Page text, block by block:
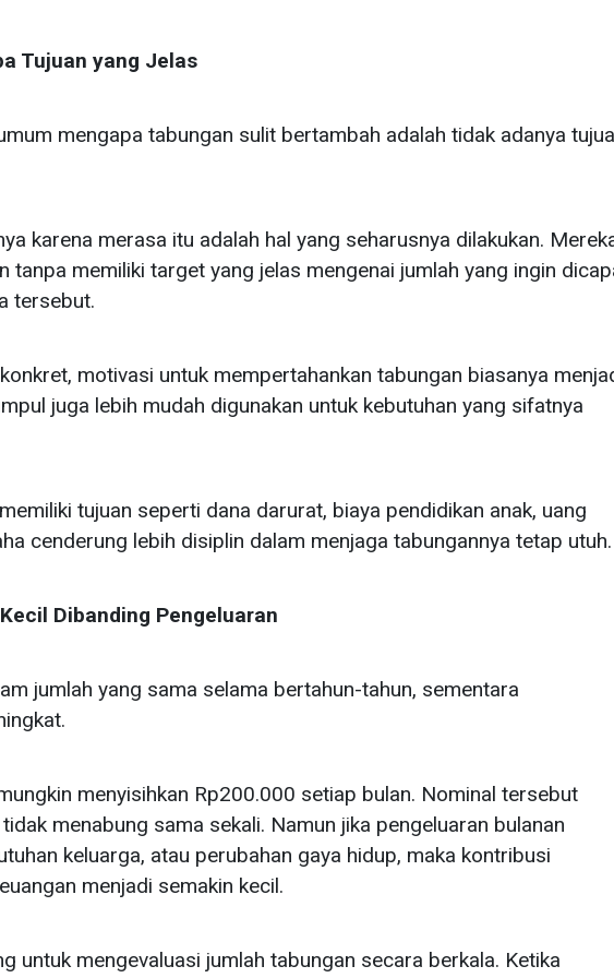
Tujuan yang Jelas
mengapa tabungan sulit bertambah adalah tidak adanya
karena merasa itu adalah hal yang seharusnya dilakukan.
tanpa memiliki target yang jelas mengenai jumlah yang ingin
tersebut.
motivasi untuk mempertahankan tabungan biasanya
juga lebih mudah digunakan untuk kebutuhan yang sifatnya
tujuan seperti dana darurat, biaya pendidikan anak, uang
cenderung lebih disiplin dalam menjaga tabungannya tetap utuh.
Dibanding Pengeluaran
jumlah yang sama selama bertahun-tahun, sementara
menyisihkan Rp200.000 setiap bulan. Nominal tersebut
menabung sama sekali. Namun jika pengeluaran bulanan
keluarga, atau perubahan gaya hidup, maka kontribusi
menjadi semakin kecil.
untuk mengevaluasi jumlah tabungan secara berkala. Ketika